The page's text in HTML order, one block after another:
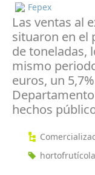
Fepex
Las ventas al
situaron en el
de toneladas,
mismo
euros, un
hechos
hortofrutícola